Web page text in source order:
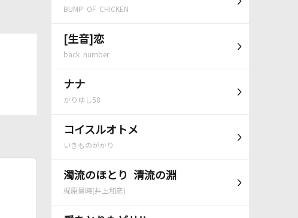
BUMP OF CHICKEN
[生音]恋
back number
ナナ
かりゆし58
コイスルオトメ
いきものがかり
濁流のほとり 清流の淵
梶原景時(井上和彦)